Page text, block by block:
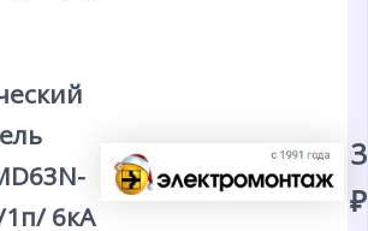
1п/ 6кА
₽